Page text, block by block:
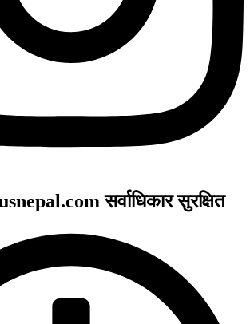
सर्वाधिकार सुरक्षित